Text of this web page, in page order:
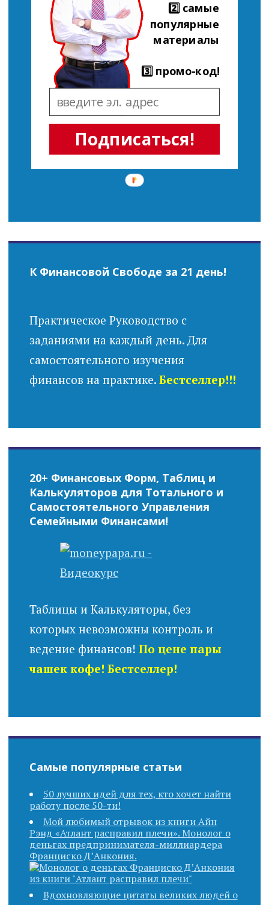
Подписаться!
2️⃣ самые
популярные
материалы
3️⃣ промо-код!
К Финансовой Свободе за 21 день!
Практическое Руководство с
заданиями на каждый день. Для
самостоятельного изучения
финансов на практике. Бестселлер!!!
20+ Финансовых Форм, Таблиц и
Калькуляторов для Тотального и
Самостоятельного Управления
Семейными Финансами!
Таблицы и Калькуляторы, без
которых невозможны контроль и
ведение финансов! По цене пары
чашек кофе! Бестселлер!
Самые популярные статьи
50 лучших идей для тех, кто хочет найти
работу после 50-ти!
Мой любимый отрывок из книги Айн
Рэнд «Атлант расправил плечи». Монолог о
деньгах предпринимателя-миллиардера
Франциско Д’Анкония.
Вдохновляющие цитаты великих людей о